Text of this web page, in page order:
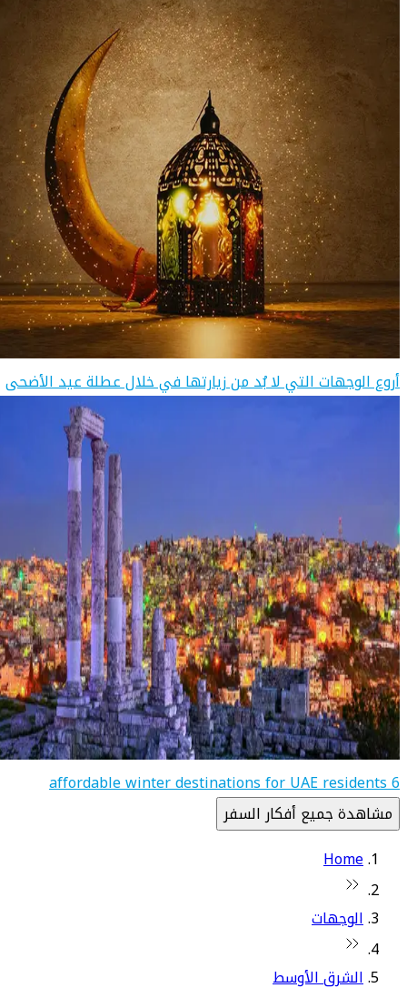
أروع الوجهات التي لا بُد من زيارتها في خلال عطلة عيد الأضحى
6 affordable winter destinations for UAE residents
مشاهدة جميع أفكار السفر
Home
الوجهات
الشرق الأوسط